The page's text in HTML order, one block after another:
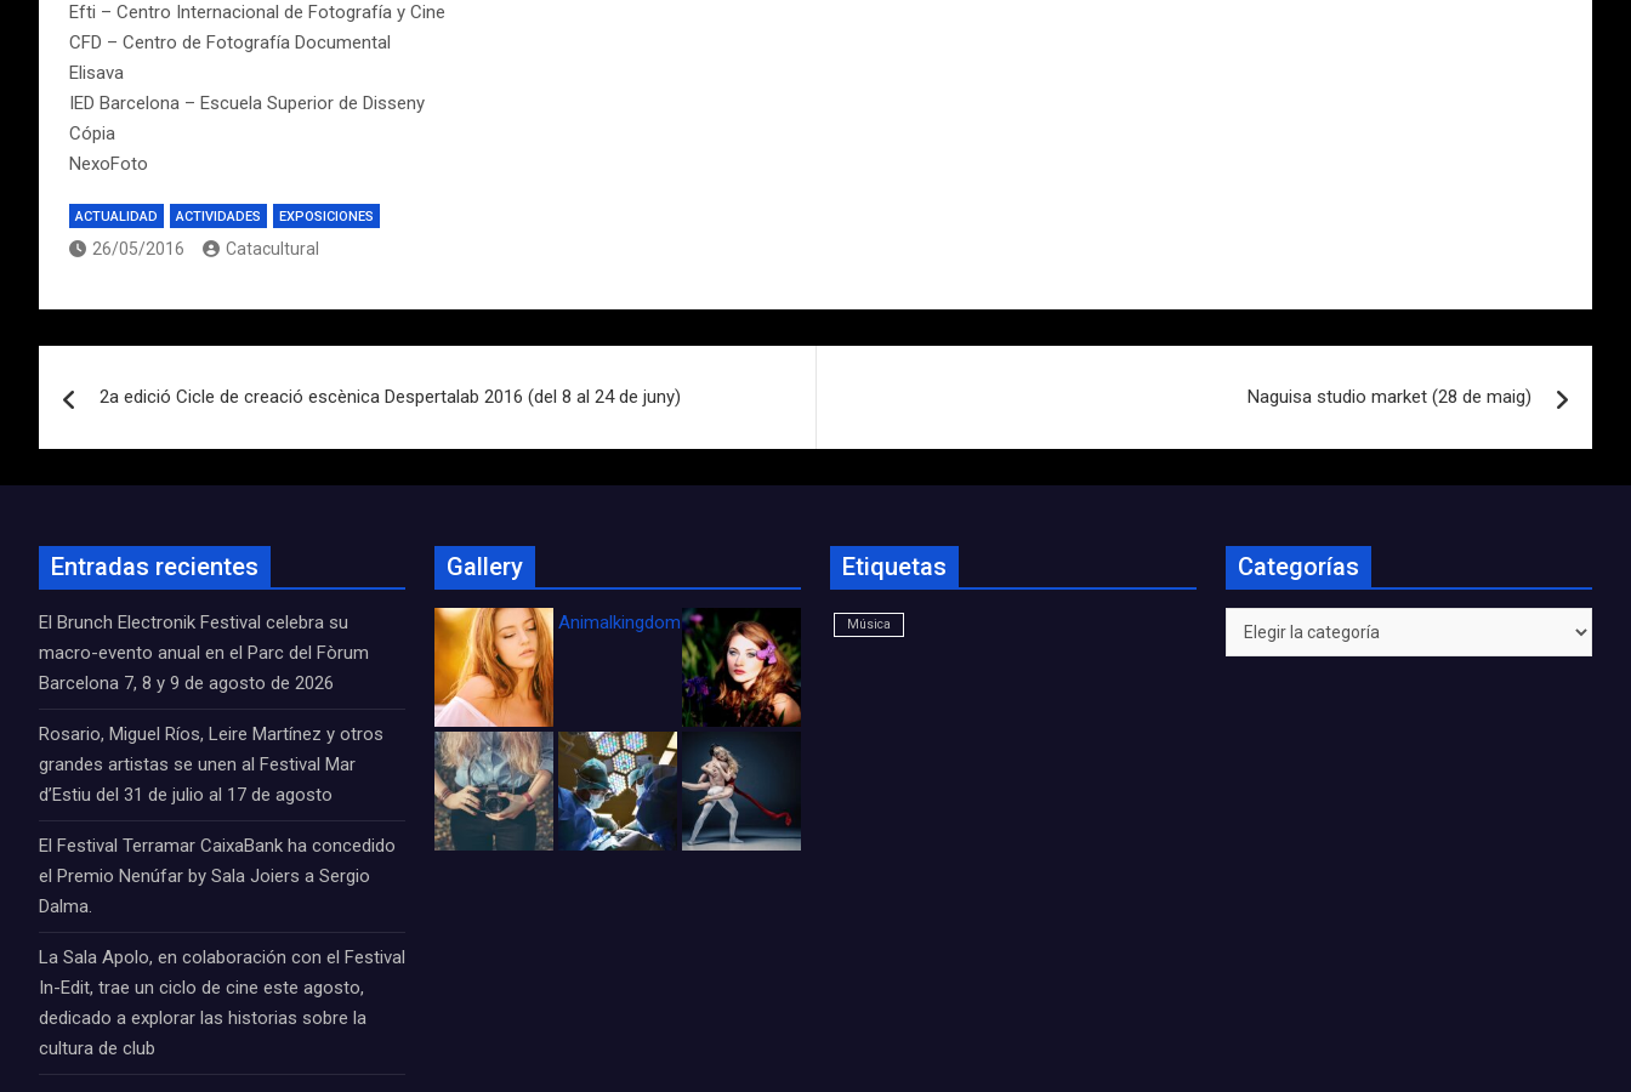
Efti – Centro Internacional de Fotografía y Cine
CFD – Centro de Fotografía Documental
Elisava
IED Barcelona – Escuela Superior de Disseny
Cópia
NexoFoto
ACTUALIDAD ACTIVIDADES EXPOSICIONES
26/05/2016 Catacultural
de
2a edició Cicle de creació escènica Despertalab 2016 (del 8 al 24 de juny) Naguisa studio market (28 de maig)
Entradas recientes
El Brunch Electronik Festival celebra su
macro-evento anual en el Parc del Fòrum
Barcelona 7, 8 y 9 de agosto de 2026
Rosario, Miguel Ríos, Leire Martínez y otros
grandes artistas se unen al Festival Mar
d’Estiu del 31 de julio al 17 de agosto
El Festival Terramar CaixaBank ha concedido
el Premio Nenúfar by Sala Joiers a Sergio
Dalma.
La Sala Apolo, en colaboración con el Festival
In-Edit, trae un ciclo de cine este agosto,
dedicado a explorar las historias sobre la
cultura de club
Gallery
Animalkingdom_FichaCine
Etiquetas
Música
Categorías
Categorías